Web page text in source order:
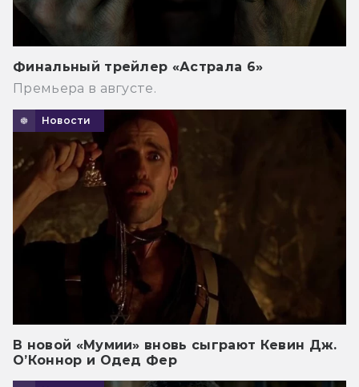
Финальный трейлер «Астрала 6»
Премьера в августе.
Новости
В новой «Мумии» вновь сыграют Кевин Дж.
О’Коннор и Одед Фер